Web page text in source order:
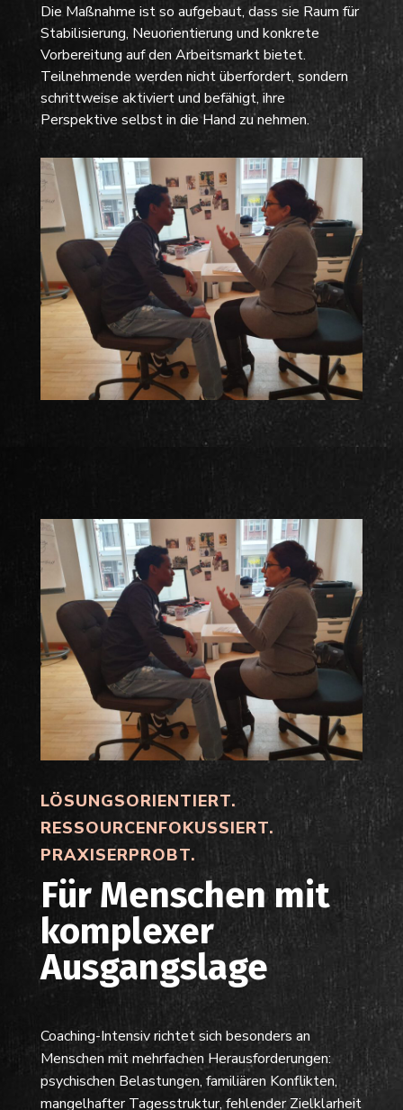
Die Maßnahme ist so aufgebaut, dass sie Raum für
Stabilisierung, Neuorientierung und konkrete
Vorbereitung auf den Arbeitsmarkt bietet.
Teilnehmende werden nicht überfordert, sondern
schrittweise aktiviert und befähigt, ihre
Perspektive selbst in die Hand zu nehmen.
LÖSUNGSORIENTIERT.
RESSOURCENFOKUSSIERT.
PRAXISERPROBT.
Für Menschen mit
komplexer
Ausgangslage
Coaching-Intensiv richtet sich besonders an
Menschen mit mehrfachen Herausforderungen:
psychischen Belastungen, familiären Konflikten,
mangelhafter Tagesstruktur, fehlender Zielklarheit